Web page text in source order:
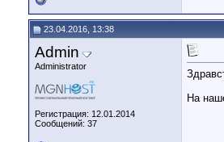
23.04.2016, 13:38
Admin
Administrator
Регистрация: 12.01.2014
Сообщений: 37
На